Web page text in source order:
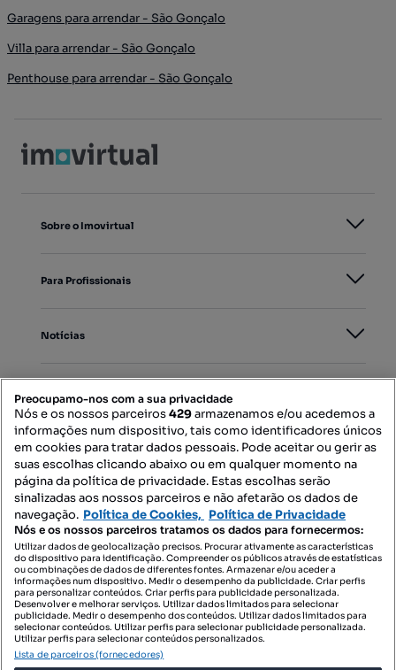
Garagens para arrendar - São Gonçalo
Villa para arrendar - São Gonçalo
Penthouse para arrendar - São Gonçalo
Sobre o Imovirtual
Para Profissionais
Notícias
Mapa do Site
Contacte-nos
SIGA-NOS:
DESCARREGAR NA:
Preocupamo-nos com a sua privacidade
Nós e os nossos parceiros429armazenamos e/ou acedemos a
informações num dispositivo, tais como identificadores únicos
em cookies para tratar dados pessoais. Pode aceitar ou gerir as
suas escolhas clicando abaixo ou em qualquer momento na
página da política de privacidade. Estas escolhas serão
sinalizadas aos nossos parceiros e não afetarão os dados de
navegação. Política de Cookies, Política de Privacidade
Nós e os nossos parceiros tratamos os dados para fornecermos:
Utilizar dados de geolocalização precisos. Procurar ativamente as características
do dispositivo para identificação. Compreender os públicos através de estatísticas
ou combinações de dados de diferentes fontes. Armazenar e/ou aceder a
informações num dispositivo. Medir o desempenho da publicidade. Criar perfis
para personalizar conteúdos. Criar perfis para publicidade personalizada.
Desenvolver e melhorar serviços. Utilizar dados limitados para selecionar
publicidade. Medir o desempenho dos conteúdos. Utilizar dados limitados para
selecionar conteúdos. Utilizar perfis para selecionar publicidade personalizada.
Utilizar perfis para selecionar conteúdos personalizados.
Lista de parceiros (fornecedores)